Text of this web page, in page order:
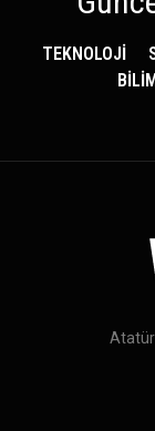
TEKNOLOJİ
BİLİM